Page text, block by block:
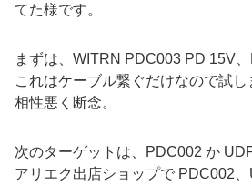
てた様です。
まずは、WITRN PDC003 PD 15V、
これはケーブル繋ぐだけなので試
相性悪く断念。
次のターゲットは、PDC002 か
アリエク出店ショップで PDC002